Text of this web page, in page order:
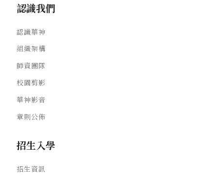
認識我們
認識華神
組織架構
師資團隊
校園剪影
華神影音
章則公佈
招生入學
招生資訊